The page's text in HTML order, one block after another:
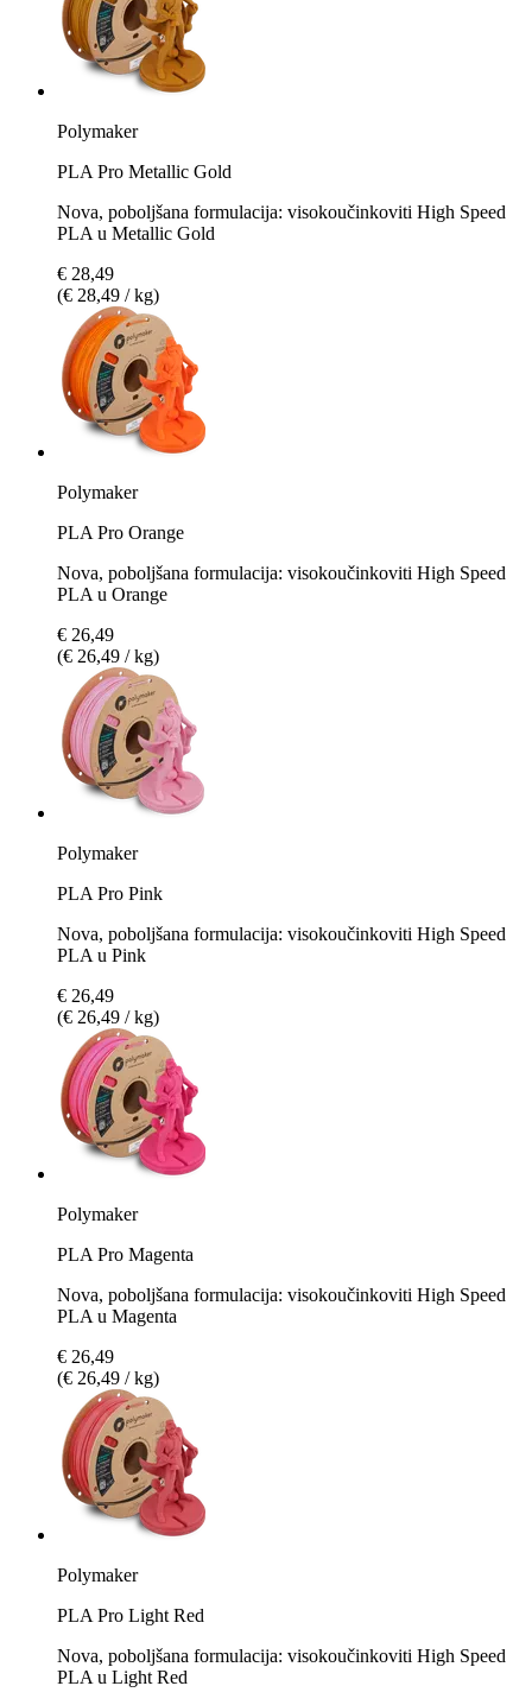
Polymaker
PLA Pro Metallic Gold
Nova, poboljšana formulacija: visokoučinkoviti High Speed
PLA u Metallic Gold
€ 28,49
(€ 28,49 / kg)
Polymaker
PLA Pro Orange
Nova, poboljšana formulacija: visokoučinkoviti High Speed
PLA u Orange
€ 26,49
(€ 26,49 / kg)
Polymaker
PLA Pro Pink
Nova, poboljšana formulacija: visokoučinkoviti High Speed
PLA u Pink
€ 26,49
(€ 26,49 / kg)
Polymaker
PLA Pro Magenta
Nova, poboljšana formulacija: visokoučinkoviti High Speed
PLA u Magenta
€ 26,49
(€ 26,49 / kg)
Polymaker
PLA Pro Light Red
Nova, poboljšana formulacija: visokoučinkoviti High Speed
PLA u Light Red